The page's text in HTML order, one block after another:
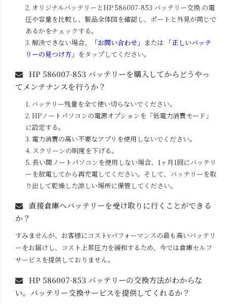
2. オリジナルバッテリーとHP 586007-853 バッテリー交換 の電
圧や容量を比較し、製品全体図を確認し、ポートと外見が同じで
あるかをチェックする。
3. 解決できない場合、
「お問い合わせ」 または
「正しいバッテ
リーの見つけ方」 をタップしてください。
HP 586007-853 バッテリーを購入してからどうやっ
てメンテナンスを行うか？
1. バッテリー残量を全て使い切らないでください。
2. HPノートパソコンの電源オプションを「低電力消費モード」
に設定する。
3. 電力消費の高い不要なアプリを使用しないでください。
4. スクリーンの明度を下げる。
5. 長い間ノートパソコンを使用しない場合、1ヶ月1回にバッテリ
ーを放電してから再充電してください。そして、バッテリーを取
り出して乾燥した涼しい場所に保管してください。
直接倉庫へバッテリーを受け取りに行くことができる
か？
すみませんが、お客様にコストvパフォーマンスの最も高いバッテリ
ーをお届けし、コスト上昇圧力を緩和するため、今では倉庫セルフ
サービスを提供しておりません。
HP 586007-853 バッテリーの交換方法がわからな
い。バッテリー交換サービスを提供してくれるか？